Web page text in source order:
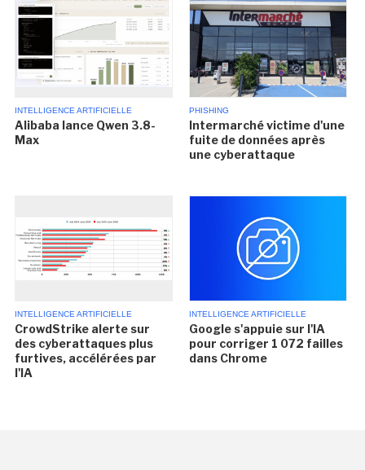
INTELLIGENCE ARTIFICIELLE
Alibaba lance Qwen 3.8-
Max
PHISHING
Intermarché victime d'une
fuite de données après
une cyberattaque
INTELLIGENCE ARTIFICIELLE
CrowdStrike alerte sur
des cyberattaques plus
furtives, accélérées par
l'IA
INTELLIGENCE ARTIFICIELLE
Google s'appuie sur l'IA
pour corriger 1 072 failles
dans Chrome